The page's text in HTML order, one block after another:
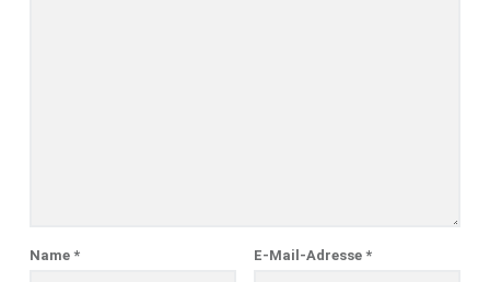
Name * E-Mail-Adresse *